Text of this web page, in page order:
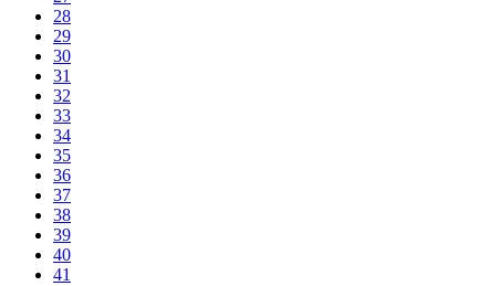
28
29
30
31
32
33
34
35
36
37
38
39
40
41